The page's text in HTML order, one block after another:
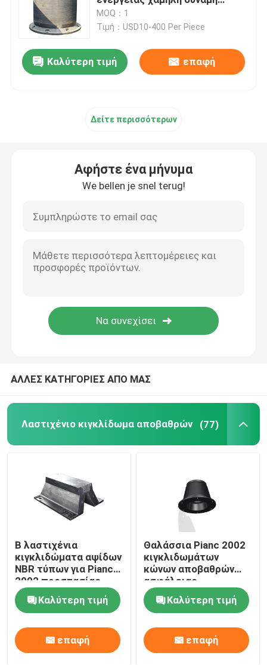
Λαστιχένιο κιγκλίδωμα αψίδων
Λαστιχένια κιγκλιδώματα κώνων
Κυλινδρικά θαλάσσια κιγκλιδώματα
Λαστιχένιο κιγκλίδωμα κυττάρων
Κιγκλιδώματα βαρκών ρυμουλκών
Υποβρύχια κιγκλιδώματα
Στυλίσκοι πρόσδεσης
αντίδρασης μακρά διάρκεια
ζωής
MOQ：1
Τιμή：USD10-400 Per Piece
Καλύτερη τιμή επαφή
Δείτε περισσότερων
Αφήστε ένα μήνυμα
We bellen je snel terug!
ΑΛΛΕΣ ΚΑΤΗΓΟΡΙΕΣ ΑΠΟ ΜΑΣ
Λαστιχένιο κιγκλίδωμα αποβαθρών (77)
Β λαστιχένια
κιγκλιδώματα αψίδων
NBR τύπων για Pianc
2002 προστασίας
αποβαθρών
Καλύτερη τιμή
επαφή
Θαλάσσια Pianc 2002
κιγκλιδωμάτων
κώνων αποβαθρών
ασφάλειας
λαστιχένια
υπερβολικά ωμέγα
πρότυπα
Καλύτερη τιμή
επαφή